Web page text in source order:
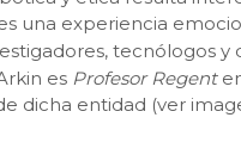
una experiencia
tecnólogos
es Profesor Regent
dicha entidad (ver